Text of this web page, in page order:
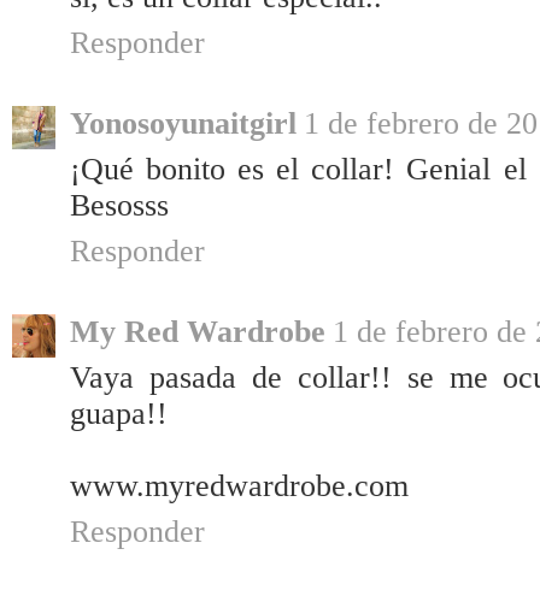
Responder
Yonosoyunaitgirl 1 de febrero de
¡Qué bonito es el collar! Genial
Besosss
Responder
My Red Wardrobe 1 de febrero de
Vaya pasada de collar!! se me
guapa!!
www.myredwardrobe.com
Responder